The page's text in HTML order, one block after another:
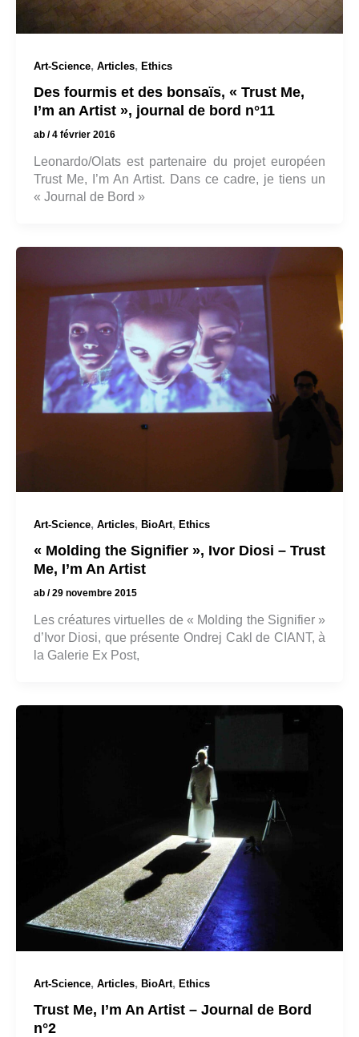
Art-Science, Articles, Ethics
Des fourmis et des bonsaïs, « Trust Me,
I’m an Artist », journal de bord n°11
ab /4 février 2016
Leonardo/Olats est partenaire du projet européen
Trust Me, I’m An Artist. Dans ce cadre, je tiens un
« Journal de Bord »
Art-Science, Articles, BioArt, Ethics
« Molding the Signifier », Ivor Diosi – Trust
Me, I’m An Artist
ab /29 novembre 2015
Les créatures virtuelles de « Molding the Signifier »
d’Ivor Diosi, que présente Ondrej Cakl de CIANT, à
la Galerie Ex Post,
Art-Science, Articles, BioArt, Ethics
Trust Me, I’m An Artist – Journal de Bord
n°2